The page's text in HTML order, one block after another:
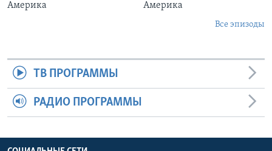
Америка Америка
Все эпизоды
ТВ ПРОГРАММЫ
РАДИО ПРОГРАММЫ